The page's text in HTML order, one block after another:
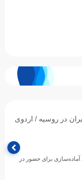
در روسیه / اردوی
آماده‌سازی برای حضور در